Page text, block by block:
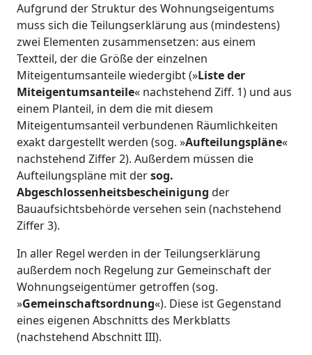
Aufgrund der Struktur des Wohnungseigentums
muss sich die Teilungserklärung aus (mindestens)
zwei Elementen zusammensetzen: aus einem
Textteil, der die Größe der einzelnen
Miteigentumsanteile wiedergibt (»Liste der
Miteigentumsanteile« nachstehend Ziff. 1) und aus
einem Planteil, in dem die mit diesem
Miteigentumsanteil verbundenen Räumlichkeiten
exakt dargestellt werden (sog. »Aufteilungspläne«
nachstehend Ziffer 2). Außerdem müssen die
Aufteilungspläne mit dersog.
Abgeschlossenheitsbescheinigung der
Bauaufsichtsbehörde versehen sein (nachstehend
Ziffer 3).
In aller Regel werden in der Teilungserklärung
außerdem noch Regelung zur Gemeinschaft der
Wohnungseigentümer getroffen (sog.
»Gemeinschaftsordnung«). Diese ist Gegenstand
eines eigenen Abschnitts des Merkblatts
(nachstehend Abschnitt III).